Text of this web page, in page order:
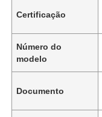
Certificação
Número do
modelo
Documento